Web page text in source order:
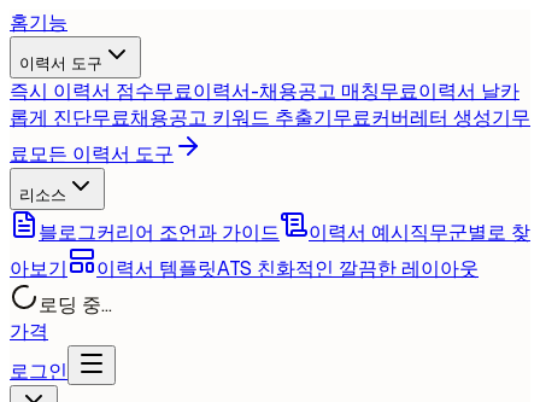
홈기능
이력서 도구
즉시 이력서 점수무료이력서-채용공고 매칭무료이력서 날카
롭게 진단무료채용공고 키워드 추출기무료커버레터 생성기무
료모든 이력서 도구
리소스
블로그커리어 조언과 가이드 이력서 예시직무군별로 찾
아보기
이력서 템플릿ATS 친화적인 깔끔한 레이아웃
로딩 중...
가격
로그인